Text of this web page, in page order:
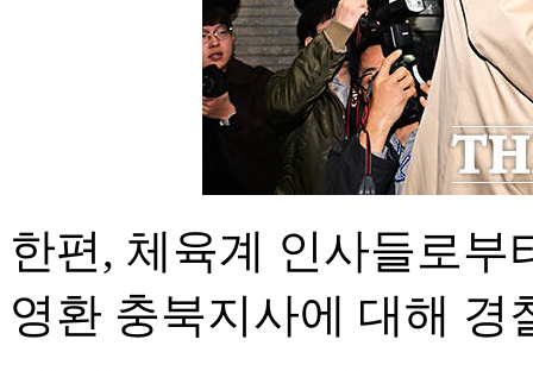
한편, 체육계 인사들로부
영환 충북지사에 대해 경